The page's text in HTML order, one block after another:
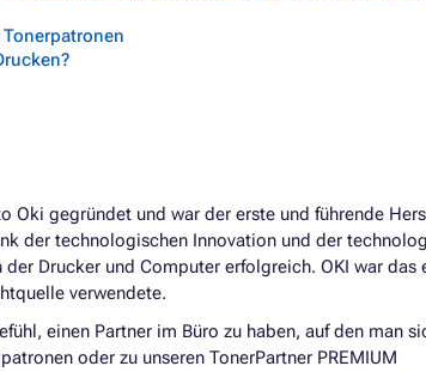
Oki gegründet und war der erste und führende
der technologischen Innovation und der
Drucker und Computer erfolgreich. OKI war das
verwendete.
einen Partner im Büro zu haben, auf den man
oder zu unseren TonerPartner PREMIUM